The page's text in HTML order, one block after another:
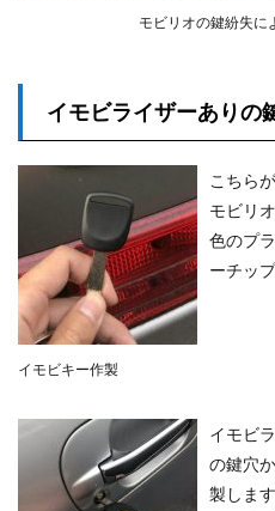
モビリオの鍵紛失に
イモビライザーありの
イモビキー作製
こちら
モビリ
色のプ
ーチッ
イモビ
の鍵穴
製しま